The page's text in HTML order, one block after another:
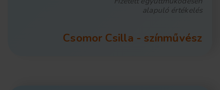
alapuló értékelés
Csomor Csilla - színművész